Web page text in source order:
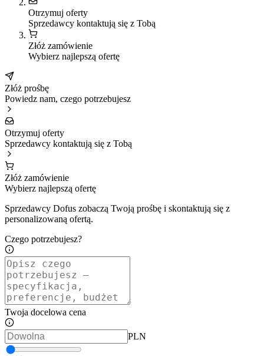
Otrzymuj oferty
Sprzedawcy kontaktują się z Tobą
Złóż zamówienie
Wybierz najlepszą ofertę
Złóż prośbę
Powiedz nam, czego potrzebujesz
Otrzymuj oferty
Sprzedawcy kontaktują się z Tobą
Złóż zamówienie
Wybierz najlepszą ofertę
Sprzedawcy Dofus zobaczą Twoją prośbę i skontaktują się z
personalizowaną ofertą.
Czego potrzebujesz?
Twoja docelowa cena
PLN